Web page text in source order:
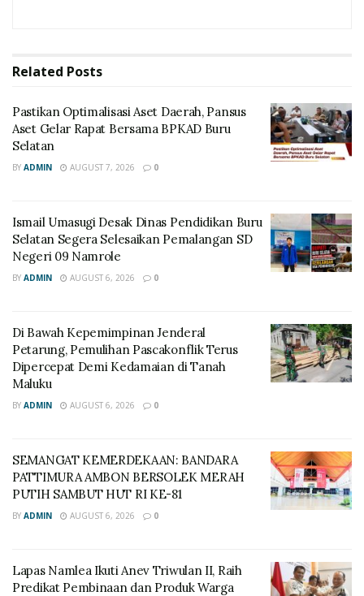
Related Posts
Pastikan Optimalisasi Aset Daerah, Pansus
Aset Gelar Rapat Bersama BPKAD Buru
Selatan
BY ADMIN AUGUST 7, 2026 0
Ismail Umasugi Desak Dinas Pendidikan Buru
Selatan Segera Selesaikan Pemalangan SD
Negeri 09 Namrole
BY ADMIN AUGUST 6, 2026 0
Di Bawah Kepemimpinan Jenderal
Petarung, Pemulihan Pascakonflik Terus
Dipercepat Demi Kedamaian di Tanah
Maluku
BY ADMIN AUGUST 6, 2026 0
SEMANGAT KEMERDEKAAN: BANDARA
PATTIMURA AMBON BERSOLEK MERAH
PUTIH SAMBUT HUT RI KE-81
BY ADMIN AUGUST 6, 2026 0
Lapas Namlea Ikuti Anev Triwulan II, Raih
Predikat Pembinaan dan Produk Warga